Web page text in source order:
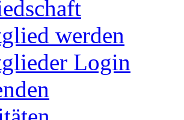
werden
Login